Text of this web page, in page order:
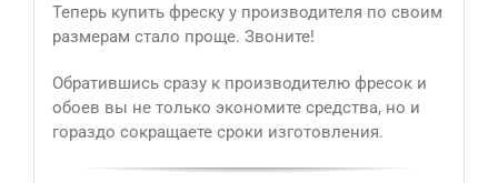
Теперь купить фреску у производителя по своим
размерам стало проще. Звоните!
Обратившись сразу к производителю фресок и
обоев вы не только экономите средства, но и
гораздо сокращаете сроки изготовления.